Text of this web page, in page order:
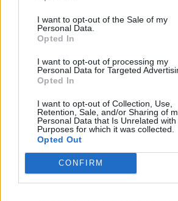
I want to opt-out of the Sale of my
Personal Data.
Opted In
I want to opt-out of processing my
Personal Data for Targeted
Opted In
I want to opt-out of Collection, Use,
Retention, Sale, and/or Sharing of
Personal Data that Is Unrelated
Purposes for which it was collected.
Opted Out
CONFIRM
Τελευταία Νέα
λέτε σε έναν επισκέπτη
27 Φεβρουαρίου 2026
Πάνω από 100 μωρά έχουν
γεννηθεί μέσω εξωσωματικής, με
την υποστήριξη της Be-Live
27 Φεβρουαρίου 2026